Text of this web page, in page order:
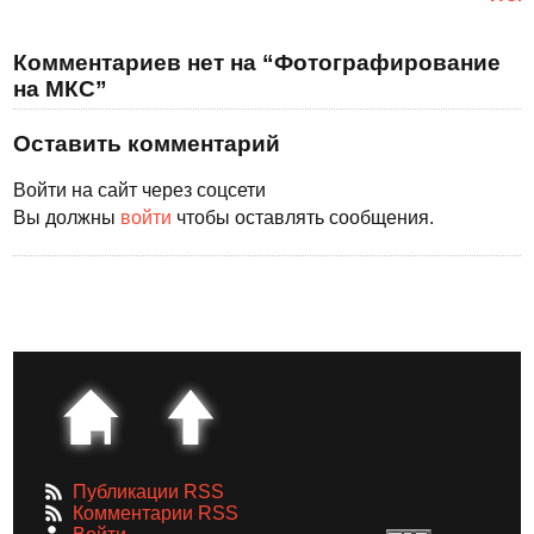
Комментариев нет на “Фотографирование
на МКС”
Оставить комментарий
Войти на сайт через соцсети
Вы должны войти чтобы оставлять сообщения.
Публикации RSS
Комментарии RSS